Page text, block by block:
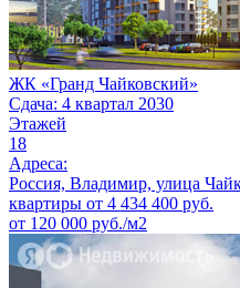
ЖК «Гранд Чайковский»
Сдача: 4 квартал 2030
Этажей
18
Адреса:
Россия, Владимир, улица
квартиры от 4 434 400 руб.
от 120 000 руб./м2